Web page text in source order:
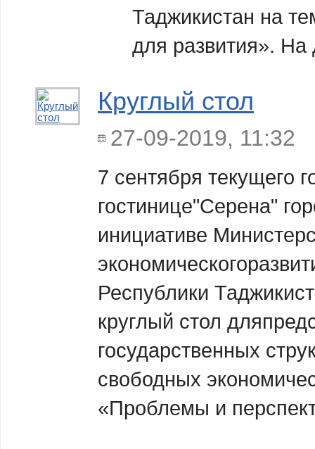
Таджикистан на
для развития».
Круглый стол
27-09-2019, 11:32
7 сентября текущего
гостинице"Серена"
инициативе
Республики
круглый стол
государственных
свободных
«Проблемы и